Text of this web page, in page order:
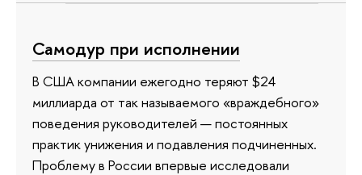
Самодур при исполнении
В США компании ежегодно теряют $24
миллиарда от так называемого «враждебного»
поведения руководителей — постоянных
практик унижения и подавления подчиненных.
Проблему в России впервые исследовали